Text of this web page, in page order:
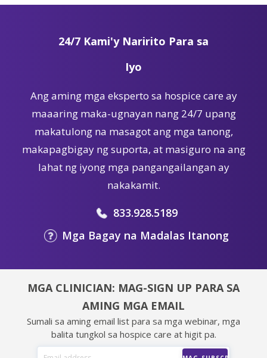
24/7 Kami'y Naririto Para sa
Iyo
Ang aming mga eksperto sa hospice care ay
maaaring maka-ugnayan nang 24/7 upang
makatulong na masagot ang mga tanong,
makapagbigay ng suporta, at masiguro na ang
lahat ng iyong mga pangangailangan ay
nakakamit.
833.928.5189
Mga Bagay na Madalas Itanong
MGA CLINICIAN: MAG-SIGN UP PARA SA
AMING MGA EMAIL
Sumali sa aming email list para sa mga webinar, mga
balita tungkol sa hospice care at higit pa.